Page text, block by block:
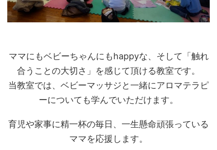
ママにもベビーちゃんにもhappyな、そして「触れ
合うことの大切さ」を感じて頂ける教室です。
当教室では、ベビーマッサジと一緒にアロマテラピ
ーについても学んでいただけます。
育児や家事に精一杯の毎日、一生懸命頑張っている
ママを応援します。